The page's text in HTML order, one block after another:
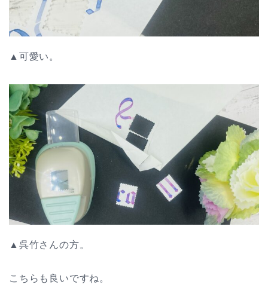
▲可愛い。
▲呉竹さんの方。
こちらも良いですね。